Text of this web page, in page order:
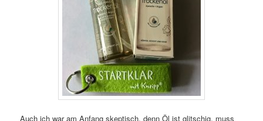
Auch ich war am Anfang skeptisch, denn Öl ist glitschig, muss